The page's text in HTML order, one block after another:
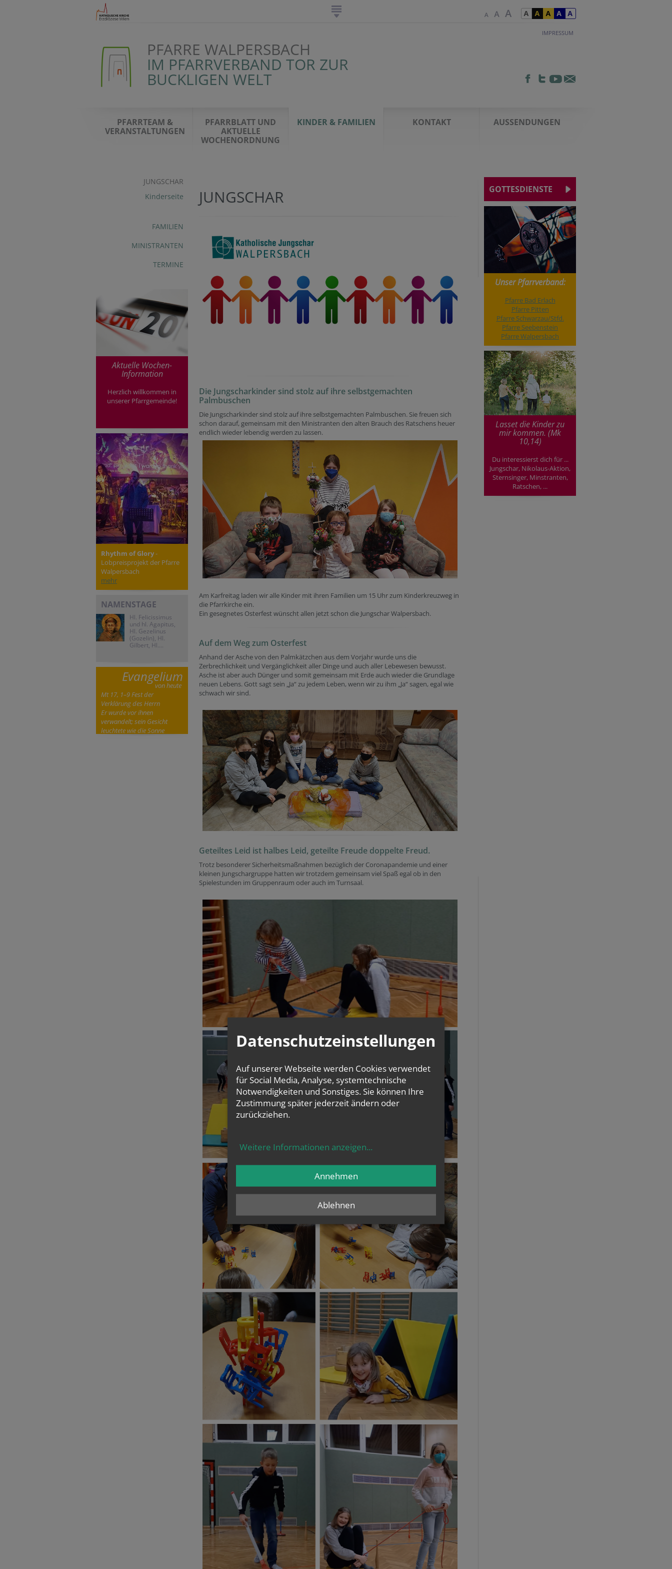
IMPRESSUM
PFARRE WALPERSBACH
IM PFARRVERBAND TOR ZUR
BUCKLIGEN WELT
PFARRTEAM &
VERANSTALTUNGEN
PFARRBLATT UND
AKTUELLE
WOCHENORDNUNG
KINDER & FAMILIEN KONTAKT AUSSENDUNGEN
JUNGSCHAR
Kinderseite
FAMILIEN
MINISTRANTEN
TERMINE
Aktuelle Wochen-
Information
Herzlich willkommen in
unserer Pfarrgemeinde!
Rhythm of Glory-
Lobpreisprojekt der Pfarre
Walpersbach
mehr
NAMENSTAGE
Hl. Felicissimus
und hl. Agapitus,
Hl. Gezelinus
(Gozelin), Hl.
Gilbert, Hl....
Evangelium
von heute
Mt 17, 1–9 Fest der
Verklärung des Herrn
Er wurde vor ihnen
verwandelt; sein Gesicht
leuchtete wie die Sonne
JUNGSCHAR
Die Jungscharkinder sind stolz auf ihre selbstgemachten
Palmbuschen
Die Jungscharkinder sind stolz auf ihre selbstgemachten Palmbuschen. Sie freuen sich
schon darauf, gemeinsam mit den Ministranten den alten Brauch des Ratschens heuer
endlich wieder lebendig werden zu lassen.
Am Karfreitag laden wir alle Kinder mit ihren Familien um 15 Uhr zum Kinderkreuzweg in
die Pfarrkirche ein.
Ein gesegnetes Osterfest wünscht allen jetzt schon die Jungschar Walpersbach.
Auf dem Weg zum Osterfest
Anhand der Asche von den Palmkätzchen aus dem Vorjahr wurde uns die
Zerbrechlichkeit und Vergänglichkeit aller Dinge und auch aller Lebewesen bewusst.
Asche ist aber auch Dünger und somit gemeinsam mit Erde auch wieder die Grundlage
neuen Lebens. Gott sagt sein „Ja“ zu jedem Leben, wenn wir zu ihm „Ja“ sagen, egal wie
schwach wir sind.
Geteiltes Leid ist halbes Leid, geteilte Freude doppelte Freud.
Trotz besonderer Sicherheitsmaßnahmen bezüglich der Coronapandemie und einer
kleinen Jungschargruppe hatten wir trotzdem gemeinsam viel Spaß egal ob in den
Spielestunden im Gruppenraum oder auch im Turnsaal.
GOTTESDIENSTE
Unser Pfarrverband:
Pfarre Bad Erlach
Pfarre Pitten
Pfarre Schwarzau/Stfd.
Pfarre Seebenstein
Pfarre Walpersbach
Lasset die Kinder zu
mir kommen. (Mk
10,14)
Du interessierst dich für ...
Jungschar, Nikolaus-Aktion,
Sternsinger, Minstranten,
Ratschen, ...
Datenschutzeinstellungen
Auf unserer Webseite werden Cookies verwendet
für Social Media, Analyse, systemtechnische
Notwendigkeiten und Sonstiges. Sie können Ihre
Zustimmung später jederzeit ändern oder
zurückziehen.
Weitere Informationen anzeigen...
Ablehnen
Annehmen